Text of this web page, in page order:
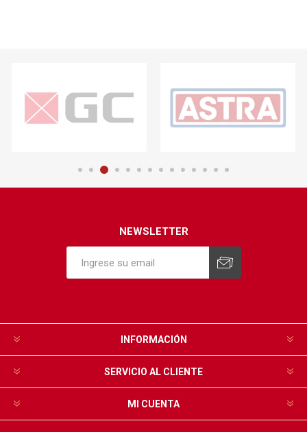
NEWSLETTER
INFORMACIÓN
SERVICIO AL CLIENTE
MI CUENTA